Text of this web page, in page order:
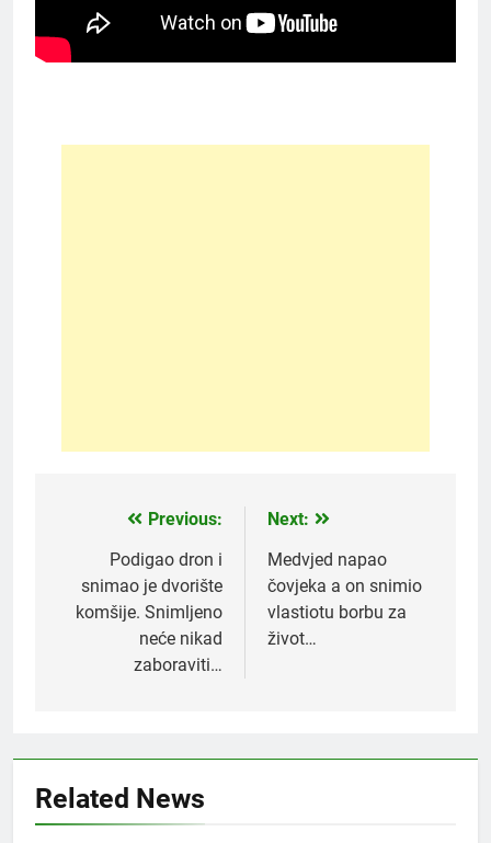
navigation
Previous:
Podigao dron i
snimao je dvorište
komšije. Snimljeno
neće nikad
zaboraviti…
Next:
Medvjed napao
čovjeka a on snimio
vlastiotu borbu za
život…
Related News